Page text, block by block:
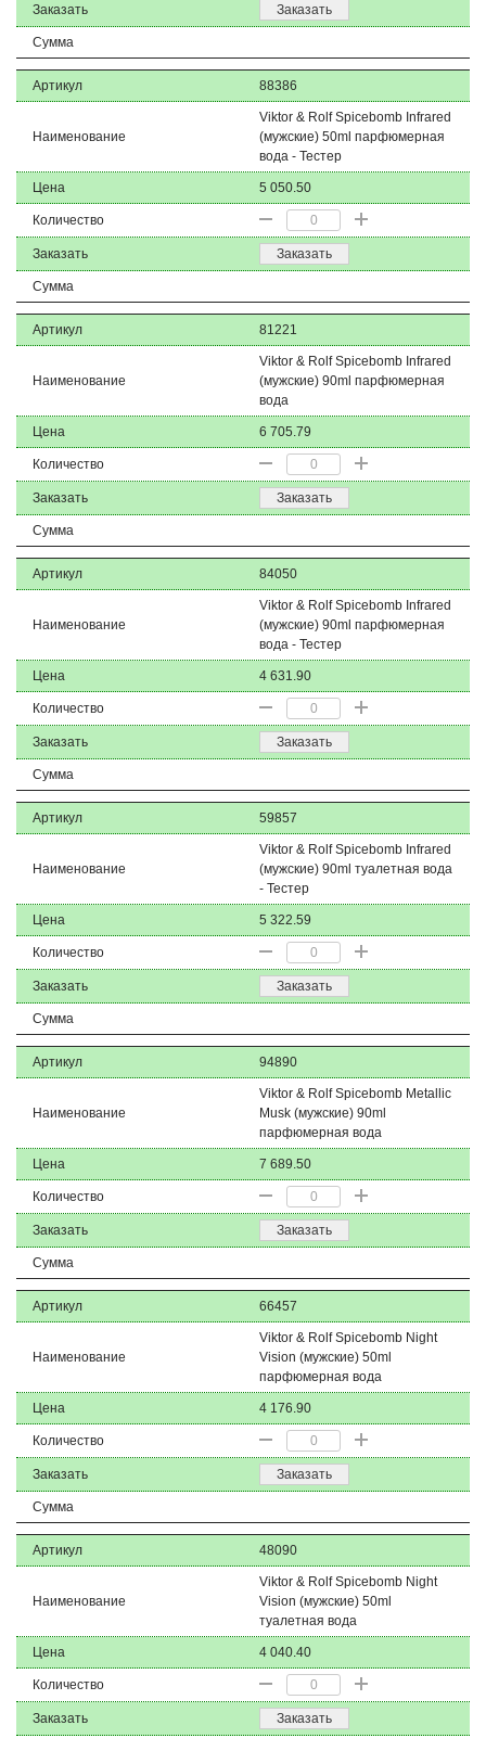
Заказать Заказать
Сумма
Артикул 88386
Наименование
Viktor & Rolf Spicebomb Infrared
(мужские) 50ml парфюмерная
вода - Тестер
Цена 5 050.50
Количество
Заказать Заказать
Сумма
Артикул 81221
Наименование
Viktor & Rolf Spicebomb Infrared
(мужские) 90ml парфюмерная
вода
Цена 6 705.79
Количество
Заказать Заказать
Сумма
Артикул 84050
Наименование
Viktor & Rolf Spicebomb Infrared
(мужские) 90ml парфюмерная
вода - Тестер
Цена 4 631.90
Количество
Заказать Заказать
Сумма
Артикул 59857
Наименование
Viktor & Rolf Spicebomb Infrared
(мужские) 90ml туалетная вода
- Тестер
Цена 5 322.59
Количество
Заказать Заказать
Сумма
Артикул 94890
Наименование
Viktor & Rolf Spicebomb Metallic
Musk (мужские) 90ml
парфюмерная вода
Цена 7 689.50
Количество
Заказать Заказать
Сумма
Артикул 66457
Наименование
Viktor & Rolf Spicebomb Night
Vision (мужские) 50ml
парфюмерная вода
Цена 4 176.90
Количество
Заказать Заказать
Сумма
Артикул 48090
Наименование
Viktor & Rolf Spicebomb Night
Vision (мужские) 50ml
туалетная вода
Цена 4 040.40
Количество
Заказать Заказать